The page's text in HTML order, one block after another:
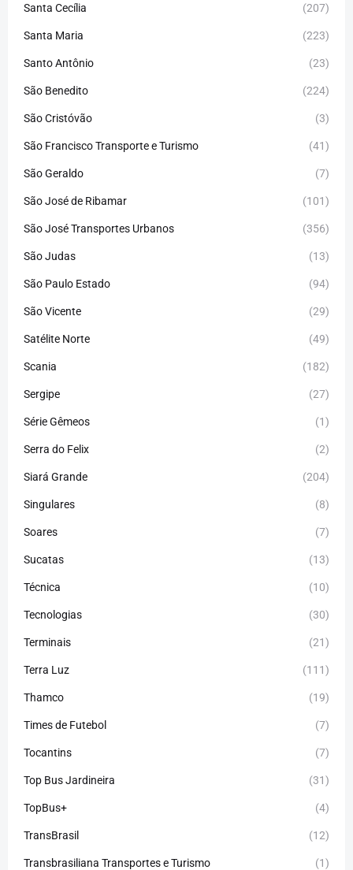
Santa Cecília (207)
Santa Maria (223)
Santo Antônio (23)
São Benedito (224)
São Cristóvão (3)
São Francisco Transporte e Turismo (41)
São Geraldo (7)
São José de Ribamar (101)
São José Transportes Urbanos (356)
São Judas (13)
São Paulo Estado (94)
São Vicente (29)
Satélite Norte (49)
Scania (182)
Sergipe (27)
Série Gêmeos (1)
Serra do Felix (2)
Siará Grande (204)
Singulares (8)
Soares (7)
Sucatas (13)
Técnica (10)
Tecnologias (30)
Terminais (21)
Terra Luz (111)
Thamco (19)
Times de Futebol (7)
Tocantins (7)
Top Bus Jardineira (31)
TopBus+ (4)
TransBrasil (12)
Transbrasiliana Transportes e Turismo (1)